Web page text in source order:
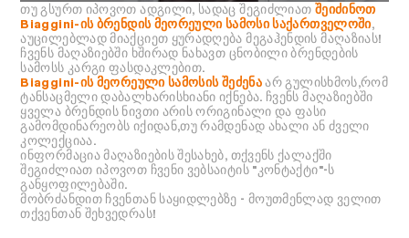
თუ გსურთ იპოვოთ ადგილი, სადაც შეგიძლიათ შეიძინოთ
Biaggini-ის ბრენდის მეორეული სამოსი საქართველოში,
აუცილებლად მიაქციეთ ყურადღება მეგაჰენდის მაღაზიას!
ჩვენს მაღაზიებში ხშირად ნახავთ ცნობილი ბრენდების
სამოსს კარგი ფასდაკლებით.
Biaggini-ის მეორეული სამოსის შეძენაარ გულისხმოს,რომ
ტანსაცმელი დაბალხარისხიანი იქნება. ჩვენს მაღაზიებში
ყველა ბრენდის ნივთი არის ორიგინალი და ფასი
გამომდინარეობს იქიდან,თუ რამდენად ახალი ან ძველი
კოლექციაა.
ინფორმაცია მაღაზიების შესახებ, თქვენს ქალაქში
შეგიძლიათ იპოვოთ ჩვენი ვებსაიტის "კონტაქტი"-ს
განყოფილებაში.
მობრძანდით ჩვენთან საყიდლებზე - მოუთმენლად ველით
თქვენთან შეხვედრას!